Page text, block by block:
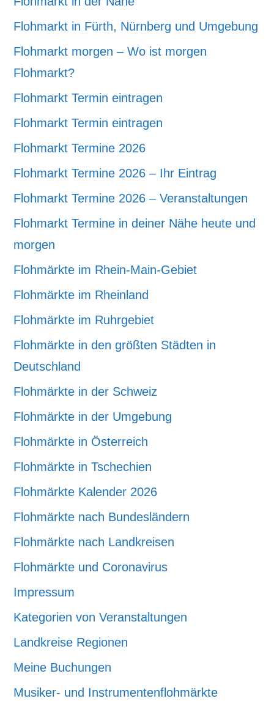
Flohmarkt in Fürth, Nürnberg und Umgebung
Flohmarkt morgen – Wo ist morgen
Flohmarkt?
Flohmarkt Termin eintragen
Flohmarkt Termin eintragen
Flohmarkt Termine 2026
Flohmarkt Termine 2026 – Ihr Eintrag
Flohmarkt Termine 2026 – Veranstaltungen
Flohmarkt Termine in deiner Nähe heute und
morgen
Flohmärkte im Rhein-Main-Gebiet
Flohmärkte im Rheinland
Flohmärkte im Ruhrgebiet
Flohmärkte in den größten Städten in
Deutschland
Flohmärkte in der Schweiz
Flohmärkte in der Umgebung
Flohmärkte in Österreich
Flohmärkte in Tschechien
Flohmärkte Kalender 2026
Flohmärkte nach Bundesländern
Flohmärkte nach Landkreisen
Flohmärkte und Coronavirus
Impressum
Kategorien von Veranstaltungen
Landkreise Regionen
Meine Buchungen
Musiker- und Instrumentenflohmärkte